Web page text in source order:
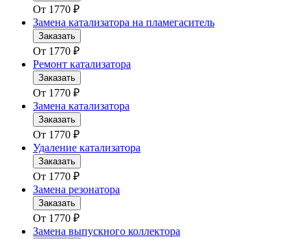
От 1770 ₽
Замена катализатора на пламегаситель
Заказать
От 1770 ₽
Ремонт катализатора
Заказать
От 1770 ₽
Замена катализатора
Заказать
От 1770 ₽
Удаление катализатора
Заказать
От 1770 ₽
Замена резонатора
Заказать
От 1770 ₽
Замена выпускного коллектора